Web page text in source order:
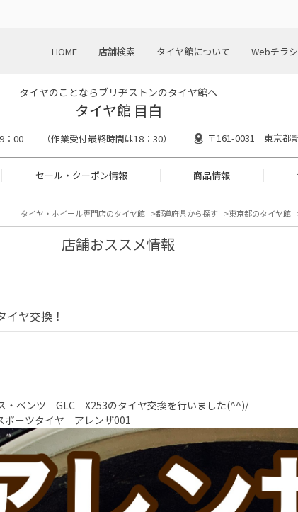
HOME 店舗検索 タイヤ館について Webチラシ
タイヤのことならブリヂストンのタイヤ館へ
タイヤ館 目白
：00 （作業受付最終時間は18：30） 〒161-0031 東京都
セール・クーポン情報 商品情報
タイヤ・ホイール専門店のタイヤ館 都道府県から探す 東京都のタイヤ館
店舗おススメ情報
ヤ交換！
・ベンツ GLC X253のタイヤ交換を行いました(^^)/
ポーツタイヤ アレンザ001